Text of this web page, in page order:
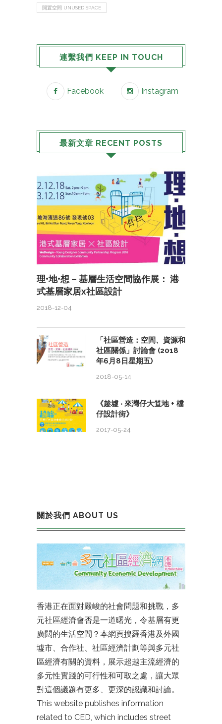
閒置空間 UNUSED SPACE
連繫我們 KEEP IN TOUCH
Facebook Instagram
最新文章 RECENT POSTS
理•地•想 – 基層生活空間協作展： 港
式基層家居x社區設計
2018-12-04
「社區營造：空間、資源和
社區關係」討論會 (2018
年6月8日星期五)
2018-05-14
《趁墟 ‧ 來灣仔大笪地 + 檔
仔設計街》
2017-05-24
關於我們 ABOUT US
香港正在面對嚴峻的社會問題和挑戰，多
元社區經濟會否是一道曙光，令基層有更
廣闊的生活空間？本網頁搜羅香港及外國
墟市、合作社、社區經濟計劃等與多元社
區經濟有關的資料，展示超越主流經濟的
多元性實踐的可行性和可取之處，讓大眾
對這個議題有更多、更深的認識和討論。
This website publishes information
related to CED, which includes street